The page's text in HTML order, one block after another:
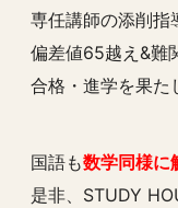
専任講師の添削指
偏差値65越え&難
合格・進学を果た
国語も数学同様に
是非、STUDY